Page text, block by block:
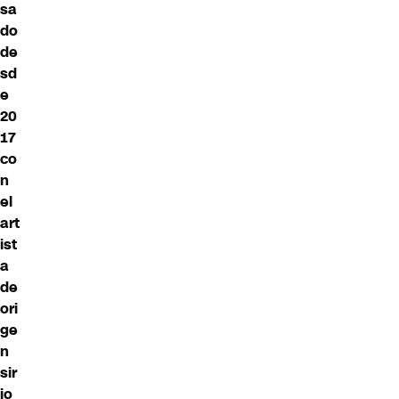
sa
do
de
sd
e
20
17
co
n
el
art
ist
a
de
ori
ge
n
sir
io